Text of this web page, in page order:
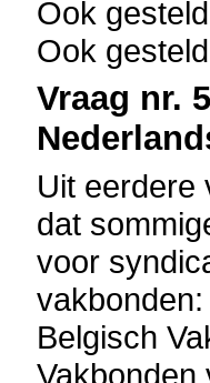
Ook
Ook
Vraag nr.
Uit eerdere
dat
voor
Belgisch
Vakbonden